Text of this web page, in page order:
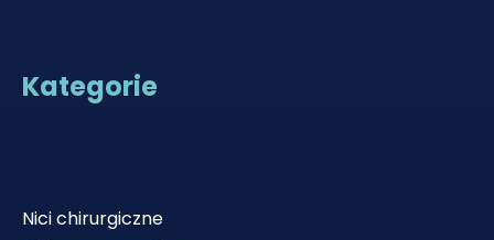
Kategorie
Nici chirurgiczne